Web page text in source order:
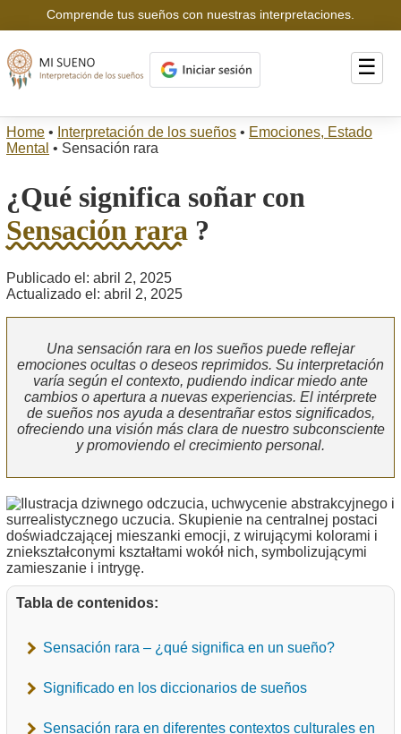
Comprende tus sueños con nuestras interpretaciones.
☰
Home • Interpretación de los sueños • Emociones, Estado
Mental • Sensación rara
¿Qué significa soñar con
Sensación rara ?
Publicado el: abril 2, 2025
Actualizado el: abril 2, 2025
Una sensación rara en los sueños puede reflejar
emociones ocultas o deseos reprimidos. Su interpretación
varía según el contexto, pudiendo indicar miedo ante
cambios o apertura a nuevas experiencias. El intérprete
de sueños nos ayuda a desentrañar estos significados,
ofreciendo una visión más clara de nuestro subconsciente
y promoviendo el crecimiento personal.
Tabla de contenidos:
Sensación rara – ¿qué significa en un sueño?
Significado en los diccionarios de sueños
Sensación rara en diferentes contextos culturales en